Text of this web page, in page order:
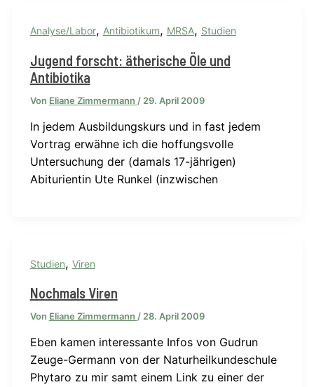
Analyse/Labor, Antibiotikum, MRSA, Studien
Jugend forscht: ätherische Öle und
Antibiotika
Von Eliane Zimmermann / 29. April 2009
In jedem Ausbildungskurs und in fast jedem
Vortrag erwähne ich die hoffungsvolle
Untersuchung der (damals 17-jährigen)
Abiturientin Ute Runkel (inzwischen
Studien, Viren
Nochmals Viren
Von Eliane Zimmermann /28. April 2009
Eben kamen interessante Infos von Gudrun
Zeuge-Germann von der Naturheilkundeschule
Phytaro zu mir samt einem Link zu einer der